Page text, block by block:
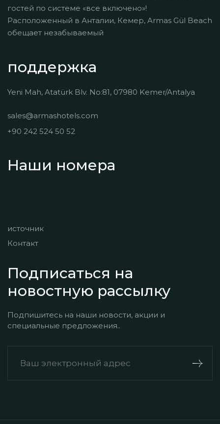
гостей по системе «все включено»!
Расположенный в Анталии, Кемер, Armas Gül Beach
обещает незабываемый
поддержка
Yeni Mah, Atatürk Blv. No:81, 07980 Kemer/Antalya
sales@armashotels.com
+90 242 524 50 52
Наши номера
источник
Контакт
Подписаться на
новостную рассылку
Подпишитесь на наши новости, акции и
специальные предложения..